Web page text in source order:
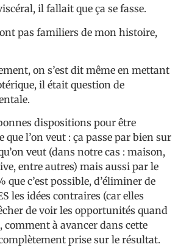
il fallait que ça se fasse.
pas familiers de mon histoire,
on s’est dit même en mettant
il était question de
dispositions pour être
que l’on veut : ça passe par bien sur
veut (dans notre cas : maison,
entre autres) mais aussi par le
que c’est possible, d’éliminer de
les idées contraires (car elles
de voir les opportunités quand
comment à avancer dans cette
prise sur le résultat.